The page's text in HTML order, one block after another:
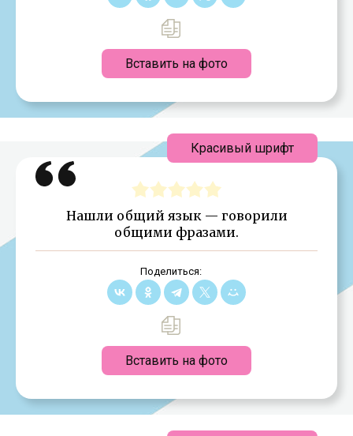
Вставить на фото
Нашли общий язык — говорили
общими фразами.
Поделиться:
Вставить на фото
Красивый шрифт